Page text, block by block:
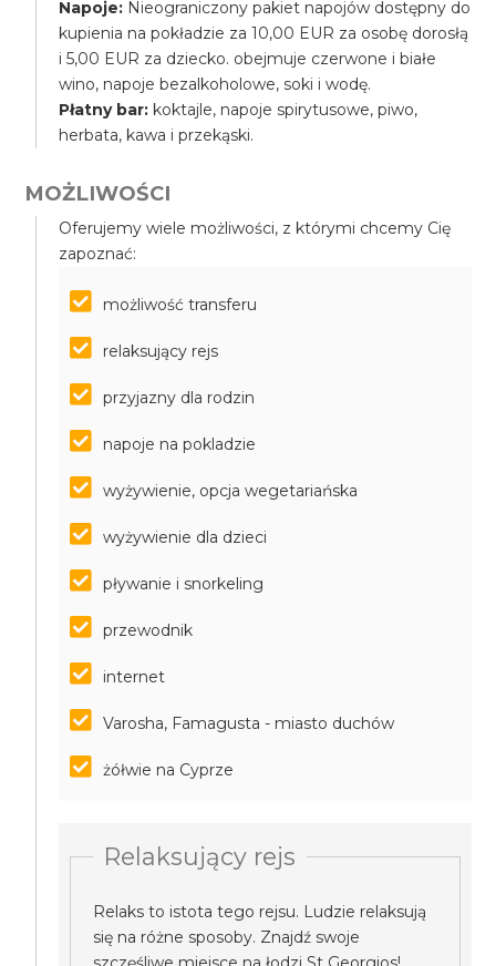
Napoje: Nieograniczony pakiet napojów dostępny do
kupienia na pokładzie za 10,00 EUR za osobę dorosłą
i 5,00 EUR za dziecko. obejmuje czerwone i białe
wino, napoje bezalkoholowe, soki i wodę.
Płatny bar: koktajle, napoje spirytusowe, piwo,
herbata, kawa i przekąski.
MOŻLIWOŚCI
Oferujemy wiele możliwości, z którymi chcemy Cię
zapoznać:
możliwość transferu
relaksujący rejs
przyjazny dla rodzin
napoje na pokladzie
wyżywienie, opcja wegetariańska
wyżywienie dla dzieci
pływanie i snorkeling
przewodnik
internet
Varosha, Famagusta - miasto duchów
żółwie na Cyprze
Relaksujący rejs
Relaks to istota tego rejsu. Ludzie relaksują
się na różne sposoby. Znajdź swoje